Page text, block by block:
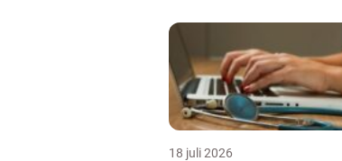
18 juli 2026